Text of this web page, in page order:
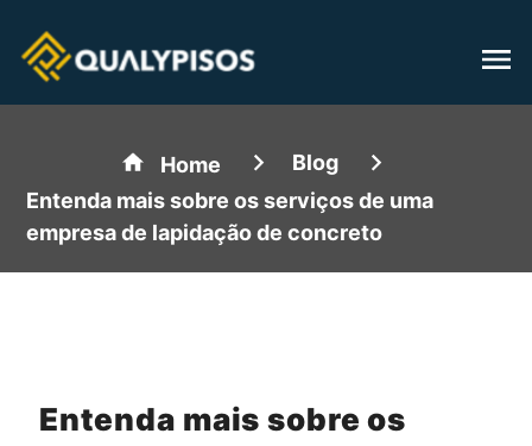
Home
Blog
Entenda mais sobre os serviços de uma
empresa de lapidação de concreto
Entenda mais sobre os